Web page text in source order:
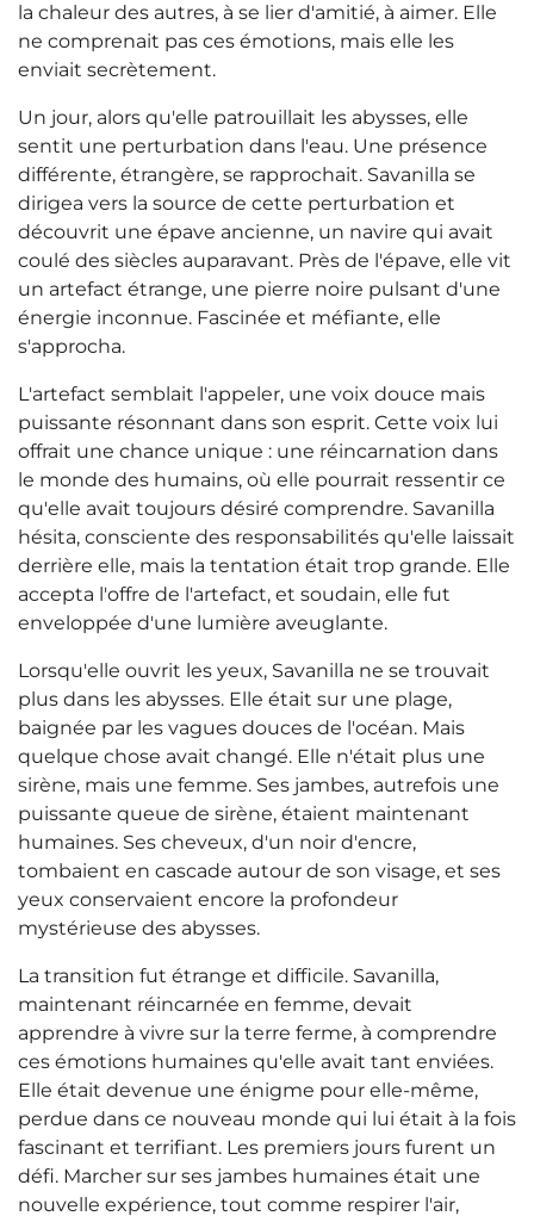
la chaleur des autres, à se lier d'amitié, à aimer. Elle
ne comprenait pas ces émotions, mais elle les
enviait secrètement.
Un jour, alors qu'elle patrouillait les abysses, elle
sentit une perturbation dans l'eau. Une présence
différente, étrangère, se rapprochait. Savanilla se
dirigea vers la source de cette perturbation et
découvrit une épave ancienne, un navire qui avait
coulé des siècles auparavant. Près de l'épave, elle vit
un artefact étrange, une pierre noire pulsant d'une
énergie inconnue. Fascinée et méfiante, elle
s'approcha.
L'artefact semblait l'appeler, une voix douce mais
puissante résonnant dans son esprit. Cette voix lui
offrait une chance unique : une réincarnation dans
le monde des humains, où elle pourrait ressentir ce
qu'elle avait toujours désiré comprendre. Savanilla
hésita, consciente des responsabilités qu'elle laissait
derrière elle, mais la tentation était trop grande. Elle
accepta l'offre de l'artefact, et soudain, elle fut
enveloppée d'une lumière aveuglante.
Lorsqu'elle ouvrit les yeux, Savanilla ne se trouvait
plus dans les abysses. Elle était sur une plage,
baignée par les vagues douces de l'océan. Mais
quelque chose avait changé. Elle n'était plus une
sirène, mais une femme. Ses jambes, autrefois une
puissante queue de sirène, étaient maintenant
humaines. Ses cheveux, d'un noir d'encre,
tombaient en cascade autour de son visage, et ses
yeux conservaient encore la profondeur
mystérieuse des abysses.
La transition fut étrange et difficile. Savanilla,
maintenant réincarnée en femme, devait
apprendre à vivre sur la terre ferme, à comprendre
ces émotions humaines qu'elle avait tant enviées.
Elle était devenue une énigme pour elle-même,
perdue dans ce nouveau monde qui lui était à la fois
fascinant et terrifiant. Les premiers jours furent un
défi. Marcher sur ses jambes humaines était une
nouvelle expérience, tout comme respirer l'air,